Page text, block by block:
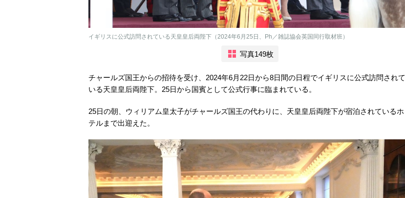
イギリスに公式訪問されている天皇皇后両陛下（2024年6月25日、Ph／雑誌協会英国同行取材班）
写真149枚
チャールズ国王からの招待を受け、2024年6月22日から8日間の日程でイギリスに公式訪問されて
いる天皇皇后両陛下。25日から国賓として公式行事に臨まれている。
25日の朝、ウィリアム皇太子がチャールズ国王の代わりに、天皇皇后両陛下が宿泊されているホ
テルまで出迎えた。